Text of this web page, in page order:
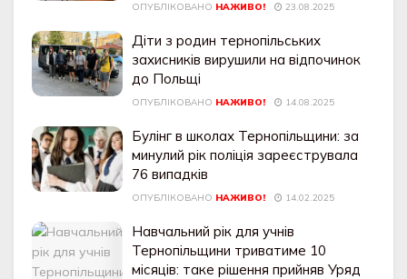
ОПУБЛІКОВАНО НАЖИВО! 23.08.2025
Діти з родин тернопільських
захисників вирушили на відпочинок
до Польщі
ОПУБЛІКОВАНО НАЖИВО! 14.08.2025
Булінг в школах Тернопільщини: за
минулий рік поліція зареєструвала
76 випадків
ОПУБЛІКОВАНО НАЖИВО! 14.02.2025
Навчальний рік для учнів
Тернопільщини триватиме 10
місяців: таке рішення прийняв Уряд